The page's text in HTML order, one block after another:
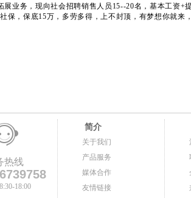
展业务，现向社会招聘销售人员15--20名，基本工资
保，保底15万，多劳多得，上不封顶，有梦想你就
热线
18:00
简介
关于我们
产品服务
媒体合作
友情链接